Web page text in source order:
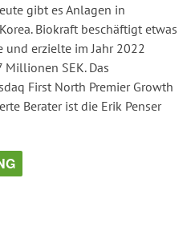
gibt es Anlagen in
Biokraft beschäftigt etwas
erzielte im Jahr 2022
SEK. Das
First North Premier Growth
Berater ist die Erik Penser